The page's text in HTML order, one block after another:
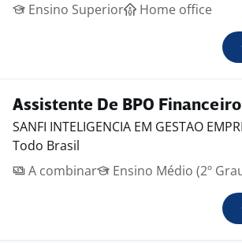
Ensino Superior
Home office
Assistente De BPO Financeiro
SANFI INTELIGENCIA EM GESTAO
Todo Brasil
A combinar
Ensino Médio (2º